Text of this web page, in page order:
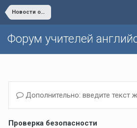
Новости образования
Форум учителей
Дополнительно: введите текст
Проверка безопасности